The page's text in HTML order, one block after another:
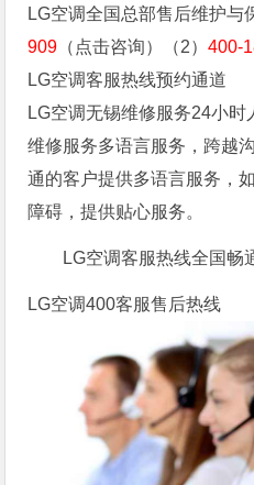
LG空调全国总部售后维护与
909 （点击咨询）（2）400-
LG空调客服热线预约通道
LG空调无锡维修服务24小时
维修服务多语言服务，跨越
通的客户提供多语言服务，
障碍，提供贴心服务。
LG空调客服热线全国畅
LG空调400客服售后热线